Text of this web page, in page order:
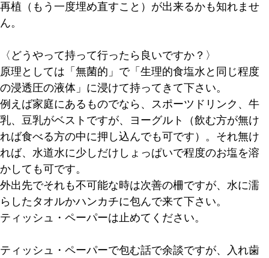
再植（もう一度埋め直すこと）が出来るかも知れませ
ん。
〈どうやって持って行ったら良いですか？〉
原理としては「無菌的」で「生理的食塩水と同じ程度
の浸透圧の液体」に浸けて持ってきて下さい。
例えば家庭にあるものでなら、スポーツドリンク、牛
乳、豆乳がベストですが、ヨーグルト（飲む方が無け
れば食べる方の中に押し込んでも可です）。それ無け
れば、水道水に少しだけしょっぱいで程度のお塩を溶
かしても可です。
外出先でそれも不可能な時は次善の柵ですが、水に濡
らしたタオルかハンカチに包んで来て下さい。
ティッシュ・ペーパーは止めてください。
ティッシュ・ペーパーで包む話で余談ですが、入れ歯